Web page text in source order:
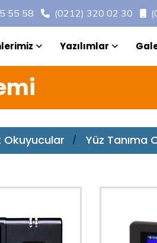
55 58 (0212) 320 02 30
Yazılımlar
Okuyucular Yüz Tanıma